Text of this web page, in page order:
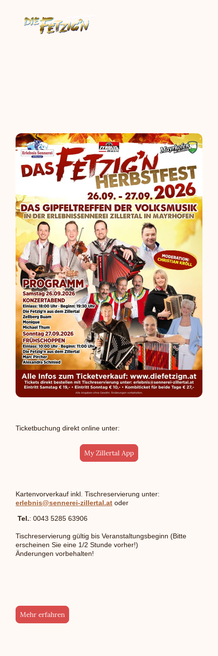
Ticketbuchung direkt online unter:
My Zillertal App
Kartenvorverkauf inkl. Tischreservierung unter:
erlebnis@sennerei-zillertal.at oder
Tel.: 0043 5285 63906
Tischreservierung gültig bis Veranstaltungsbeginn (Bitte
erscheinen Sie eine 1/2 Stunde vorher!)
Änderungen vorbehalten!
Mehr erfahren